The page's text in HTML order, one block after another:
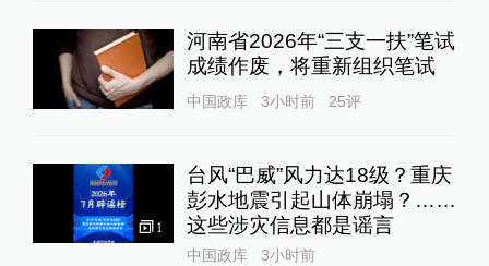
河南省2026年“三支一扶”笔试
成绩作废，将重新组织笔试
中国政库 3小时前 25评
1
台风“巴威”风力达18级？重庆
彭水地震引起山体崩塌？……
这些涉灾信息都是谣言
中国政库 3小时前